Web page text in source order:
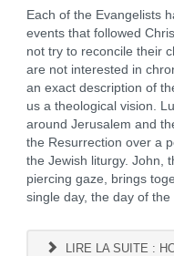
Each of the Evangelists
events that followed
not try to reconcile their
are not interested in
an exact description of
us a theological vision.
around Jerusalem and
the Resurrection over a
the Jewish liturgy. John,
piercing gaze, brings
single day, the day of
LIRE LA SUITE :